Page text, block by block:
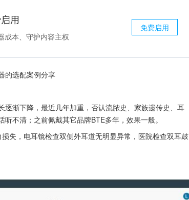
用
成本、守护内容主权
免费启用
的选配案例分享
渐下降，最近几年加重，否认流脓史、家族遗传史、耳
不清；之前佩戴其它品牌BTE多年，效果一般。
失，电耳镜检查双侧外耳道无明显异常，医院检查双耳鼓